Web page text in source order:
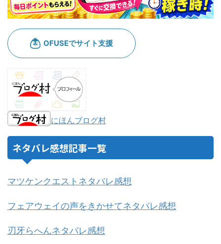
にほんブログ村
ネタバレ感想記事一覧
マツケンクエストネタバレ感想
フェアウェイの声をきかせてネタバレ感想
刃牙らへんネタバレ感想